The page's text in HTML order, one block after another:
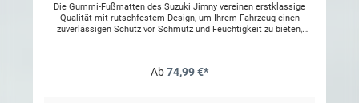
Die Gummi-Fußmatten des Suzuki Jimny vereinen erstklassige
Qualität mit rutschfestem Design, um Ihrem Fahrzeug einen
zuverlässigen Schutz vor Schmutz und Feuchtigkeit zu bieten,
Ab74,99 €*